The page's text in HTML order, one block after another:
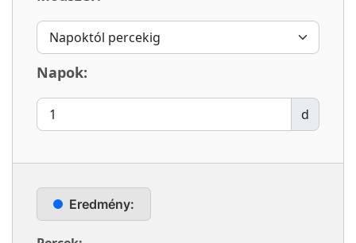
Napok:
d
Eredmény: